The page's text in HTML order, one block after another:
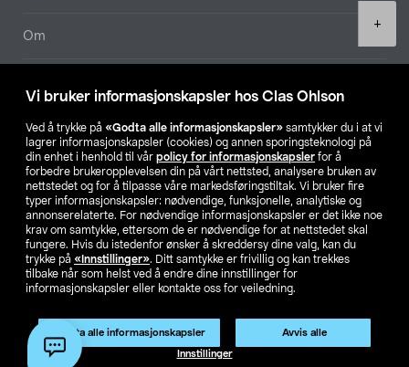
Vi bruker informasjonskapsler hos Clas Ohlson
Ved å trykke på «Godta alle informasjonskapsler» samtykker du i at vi
lagrer informasjonskapsler (cookies) og annen sporingsteknologi på
din enhet i henhold til vår policy for informasjonskapsler for å
forbedre brukeropplevelsen din på vårt nettsted, analysere bruken av
nettstedet og for å tilpasse våre markedsføringstiltak. Vi bruker fire
typer informasjonskapsler: nødvendige, funksjonelle, analytiske og
annonserelaterte. For nødvendige informasjonskapsler er det ikke noe
krav om samtykke, ettersom de er nødvendige for at nettstedet skal
fungere. Hvis du istedenfor ønsker å skreddersy dine valg, kan du
trykke på «Innstillinger». Ditt samtykke er frivillig og kan trekkes
tilbake når som helst ved å endre dine innstillinger for
informasjonskapsler eller kontakte oss for veiledning.
Godta alle informasjonskapsler Avvis alle
Innstillinger
+
Legg i handlekurv
Om
Våre selskaper
Finn din butikk
SE NO FI
Privacy statement Medlemsvilkår Kjøpsvilkår
For bedrifter
Endre til priser ekskl. moms